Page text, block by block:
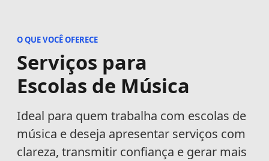
O QUE VOCÊ OFERECE
Serviços para
Escolas de Música
Ideal para quem trabalha com escolas de
música e deseja apresentar serviços com
clareza, transmitir confiança e gerar mais